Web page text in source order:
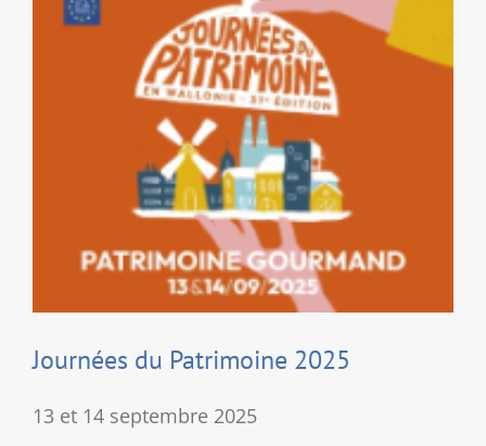
et
en
cristal
pour
conter
leur
histoire.
Journées du Patrimoine 2025
13 et 14 septembre 2025